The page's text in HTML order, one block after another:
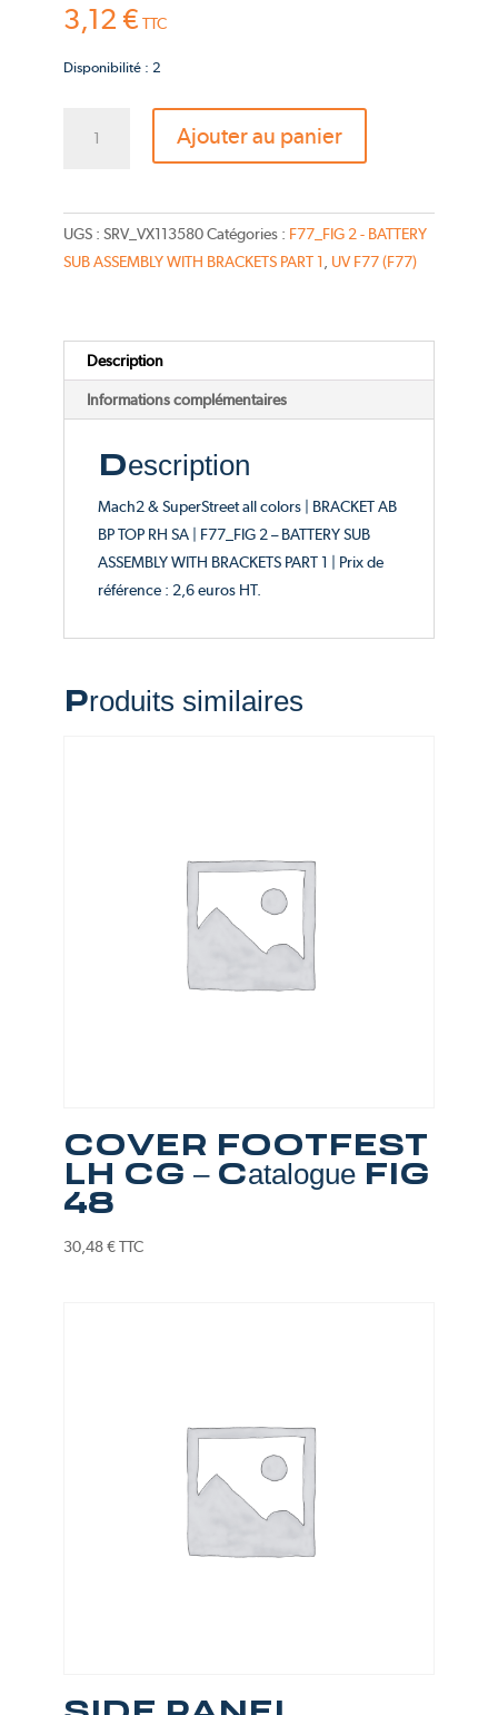
3,12 € TTC
Disponibilité : 2
BP
TOP
-
Catalogue
Ajouter au panier
UGS : SRV_VX113580 Catégories : F77_FIG 2 - BATTERY
SUB ASSEMBLY WITH BRACKETS PART 1, UV F77 (F77)
Description
Informations complémentaires
Description
Mach2 & SuperStreet all colors | BRACKET AB
BP TOP RH SA | F77_FIG 2 – BATTERY SUB
ASSEMBLY WITH BRACKETS PART 1 | Prix de
référence : 2,6 euros HT.
Produits similaires
COVER FOOTFEST
LH CG – Catalogue FIG
48
30,48€ TTC